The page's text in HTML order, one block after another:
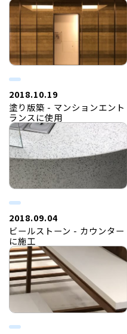
2018.10.19
塗り版築 - マンションエント
ランスに使用
2018.09.04
ビールストーン - カウンター
に施工